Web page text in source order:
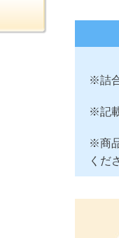
※詰
※記
※商
くだ